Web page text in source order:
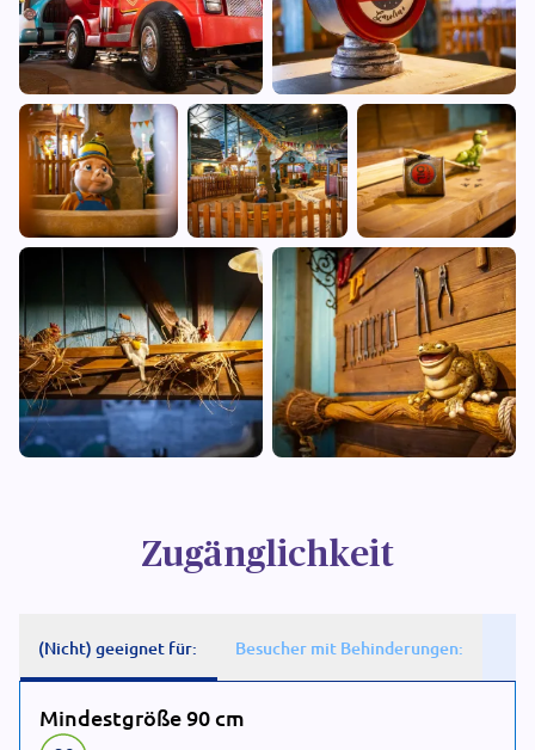
Zugänglichkeit
(Nicht) geeignet für: Besucher mit Behinderungen:
Mindestgröße 90 cm